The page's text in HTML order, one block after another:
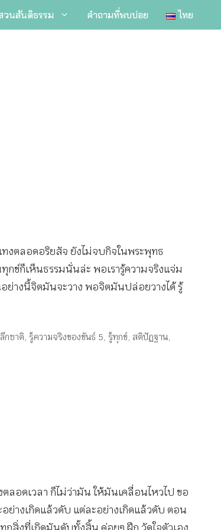
วนสันติธรรม คำถามที่พบบ่อย ไทย
งตลอดอริยสัจ ยังไม่จบกิจในพระพุทธ
ทุกข์ก็เห็นธรรมนั่นล่ะ พอเรารู้ความจริงแจ่ม
ย่างนี้จิตมันจะวาง พอจิตมันปล่อยวางได้ รู้
กชาติ, รู้ความจริงของขันธ์ 5, รู้ทุกข์, สติปัฏฐาน,
ลอดเวลา ก็ไม่ว่ามัน ให้มันเคลื่อนไหวไป ขอ
างเกิดแล้วดับ แต่ละอย่างเกิดแล้วดับ ตอน